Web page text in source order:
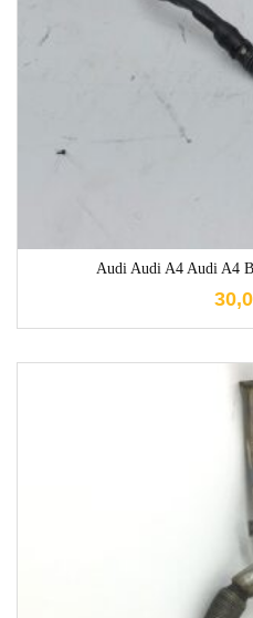
Audi Audi A4 Audi A4
1-